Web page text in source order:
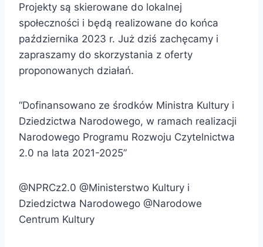
Projekty są skierowane do lokalnej
społeczności i będą realizowane do końca
października 2023 r. Już dziś zachęcamy i
zapraszamy do skorzystania z oferty
proponowanych działań.
“Dofinansowano ze środków Ministra Kultury i
Dziedzictwa Narodowego, w ramach realizacji
Narodowego Programu Rozwoju Czytelnictwa
2.0 na lata 2021-2025”
@NPRCz2.0 @Ministerstwo Kultury i
Dziedzictwa Narodowego @Narodowe
Centrum Kultury